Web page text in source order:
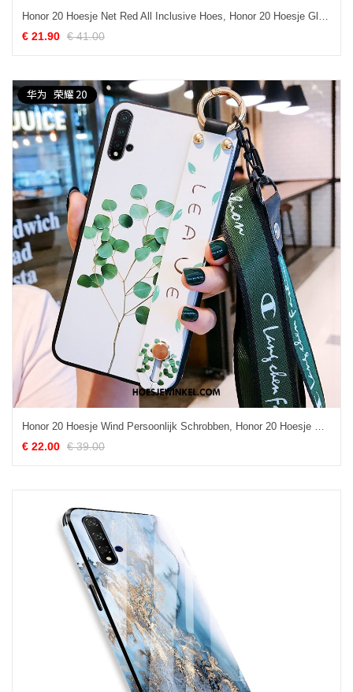
Honor 20 Hoesje Net Red All Inclusive Hoes, Honor 20 Hoesje Glas Trend
€ 21.90 € 41.00
Honor 20 Hoesje Wind Persoonlijk Schrobben, Honor 20 Hoesje Dun Bescherming
€ 22.00 € 39.00